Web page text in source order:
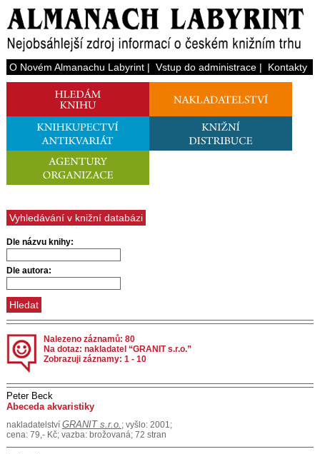
O Novém Almanachu Labyrint| Vstup do administrace| Kontakty
Vyhledávání v knižní databázi
Dle názvu knihy:
Dle autora:
Nalezeno záznamů: 80
Na dotaz: nakladatel “GRANIT s.r.o.”
Zobrazuji záznamy: 1 - 10
Peter Beck
Abeceda akvaristiky
nakladatelství GRANIT s.r.o. ; vyšlo: 2001;
cena: 79,- Kč; vazba: brožovaná; 72 stran